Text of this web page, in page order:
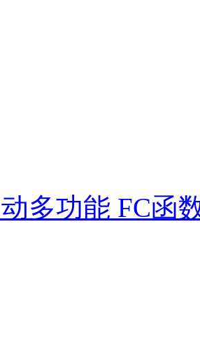
多功能 FC函